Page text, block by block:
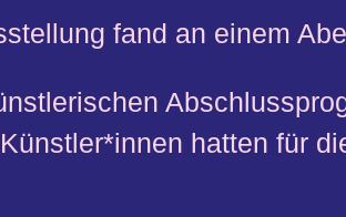
fand an einem
hatten für